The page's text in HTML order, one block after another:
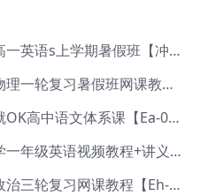
作业帮2026年卫宇晴高一英语s上学期暑假班【冲顶班】【Ec-003】
有道2026莫荒年高三物理一轮复习暑假班网课教程【Ef-044】
2025年高三语文一遍就OK高中语文体系课【Ea-028】
希望学2024闫舒月小学一年级英语视频教程+讲义【Cc-004】
2025高考刘勖雯高三政治三轮复习网课教程【Eh-061】